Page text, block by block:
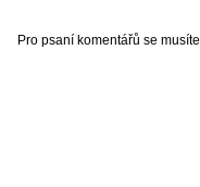
Pro psaní komentářů se musíte